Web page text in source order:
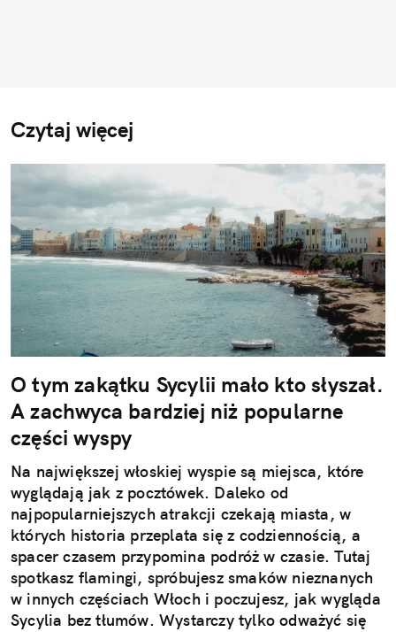
Czytaj więcej
O tym zakątku Sycylii mało kto słyszał.
A zachwyca bardziej niż popularne
części wyspy
Na największej włoskiej wyspie są miejsca, które
wyglądają jak z pocztówek. Daleko od
najpopularniejszych atrakcji czekają miasta, w
których historia przeplata się z codziennością, a
spacer czasem przypomina podróż w czasie. Tutaj
spotkasz flamingi, spróbujesz smaków nieznanych
w innych częściach Włoch i poczujesz, jak wygląda
Sycylia bez tłumów. Wystarczy tylko odważyć się